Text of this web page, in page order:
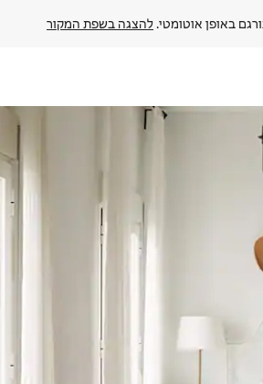
באופן אוטומטי. להצגה בשפת המקור
מגע או החלקה.